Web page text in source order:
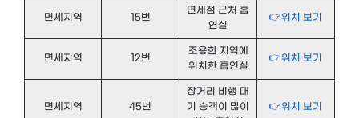
면세지역 15번
면세점 근처 흡
연실
👉위치 보기
면세지역 12번
조용한 지역에
위치한 흡연실
👉위치 보기
면세지역 45번
장거리 비행 대
기 승객이 많이
👉위치 보기